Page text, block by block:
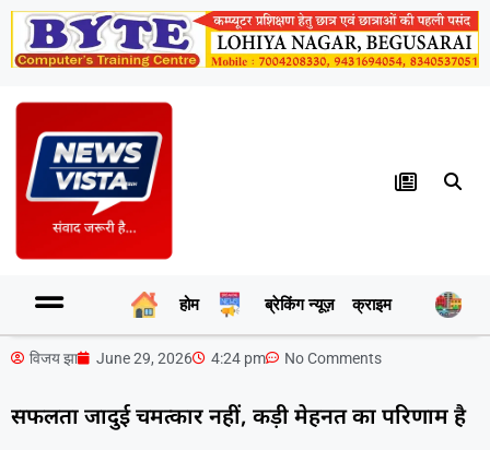
होम ब्रेकिंग न्यूज़ क्राइम
विजय झा June 29, 2026 4:24 pm No Comments
सफलता जादुई चमत्कार नहीं, कड़ी मेहनत का परिणाम है